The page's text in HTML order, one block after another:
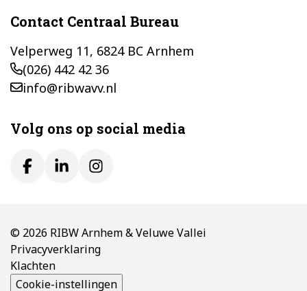
Contact Centraal Bureau
Velperweg 11, 6824 BC Arnhem
(026) 442 42 36
info@ribwavv.nl
Volg ons op social media
© 2026 RIBW Arnhem & Veluwe Vallei
Privacyverklaring
Klachten
Cookie-instellingen